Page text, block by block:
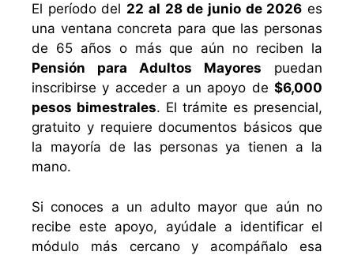
El período del 22 al 28 de junio de 2026 es
una ventana concreta para que las personas
de 65 años o más que aún no reciben la
Pensión para Adultos Mayores puedan
inscribirse y acceder a un apoyo de $6,000
pesos bimestrales. El trámite es presencial,
gratuito y requiere documentos básicos que
la mayoría de las personas ya tienen a la
mano.
Si conoces a un adulto mayor que aún no
recibe este apoyo, ayúdale a identificar el
módulo más cercano y acompáñalo esa